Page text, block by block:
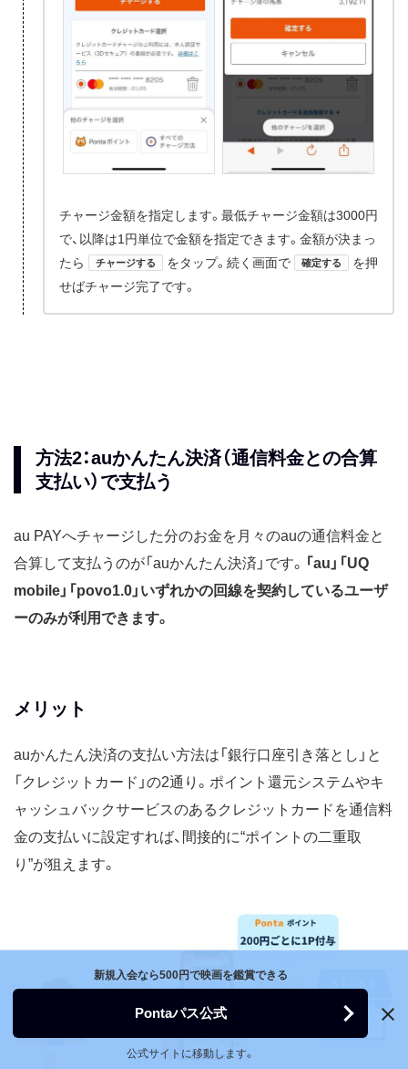
チャージ金額を指定します。最低チャージ金額は3000円
で、以降は1円単位で金額を指定できます。金額が決まっ
たら
チャージする をタップ。続く画面で 確定する
を押
せばチャージ完了です。
方法2：auかんたん決済（通信料金との合算
支払い）で支払う
au PAYへチャージした分のお金を月々のauの通信料金と
合算して支払うのが「auかんたん決済」です。 「au」「UQ
mobile」「povo1.0」いずれかの回線を契約しているユーザ
ーのみが利用できます。
メリット
auかんたん決済の支払い方法は「銀行口座引き落とし」と
「クレジットカード」の2通り。ポイント還元システムやキ
ャッシュバックサービスのあるクレジットカードを通信料
金の支払いに設定すれば、間接的に“ポイントの二重取
り”が狙えます。
新規入会なら500円で映画を鑑賞できる
Pontaパス公式
公式サイトに移動します。